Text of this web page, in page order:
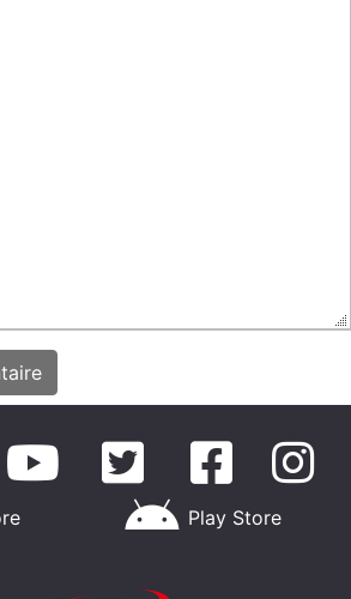
Play Store